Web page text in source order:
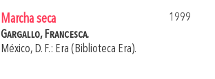
Marcha seca
1999
Gargallo, Francesca.
México, D. F.: Era (Biblioteca Era).